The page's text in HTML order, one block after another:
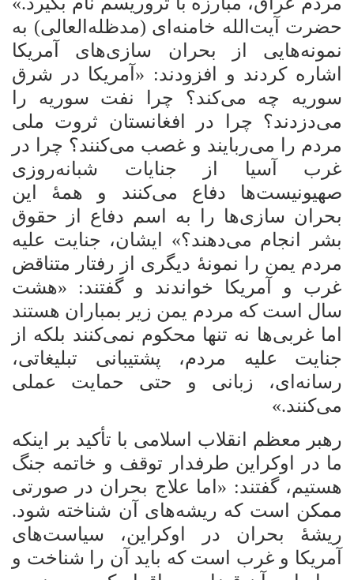
حضرت آیت‌الله خامنه‌ای (مدظله‌العالی) به
نمونه‌هایی از بحران سازی‌های آمریکا
اشاره کردند و افزودند: «آمریکا در شرق
سوریه چه می‌کند؟ چرا نفت سوریه را
می‌دزدند؟ چرا در افغانستان ثروت ملی
مردم را می‌ربایند و غصب می‌کنند؟ چرا در
غرب آسیا از جنایات شبانه‌روزی
صهیونیست‌ها دفاع می‌کنند و همۀ این
بحران سازی‌ها را به اسم دفاع از حقوق
بشر انجام می‌دهند؟» ایشان، جنایت علیه
مردم یمن را نمونۀ دیگری از رفتار متناقض
غرب و آمریکا خواندند و گفتند: «هشت
سال است که مردم یمن زیر بمباران هستند
اما غربی‌ها نه تنها محکوم نمی‌کنند بلکه از
جنایت علیه مردم، پشتیبانی تبلیغاتی،
رسانه‌ای، زبانی و حتی حمایت عملی
می‌کنند.»
رهبر معظم انقلاب اسلامی با تأکید بر اینکه
ما در اوکراین طرفدار توقف و خاتمه جنگ
هستیم، گفتند: «اما علاج بحران در صورتی
ممکن است که ریشه‌های آن شناخته شود.
ریشۀ بحران در اوکراین، سیاست‌های
آمریکا و غرب است که باید آن را شناخت و